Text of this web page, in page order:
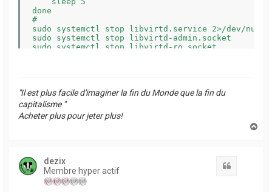
done
#
sudo systemctl stop libvirtd.service 2>/dev/null
sudo systemctl stop libvirtd-admin.socket
sudo systemctl stop libvirtd-ro.socket
"Il est plus facile d'imaginer la fin du Monde que la fin du
capitalisme "
Acheter plus pour jeter plus!
dezix
Membre hyper actif